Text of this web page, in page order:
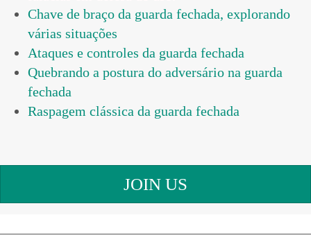
Chave de braço da guarda fechada, explorando
várias situações
Ataques e controles da guarda fechada
Quebrando a postura do adversário na guarda
fechada
Raspagem clássica da guarda fechada
JOIN US